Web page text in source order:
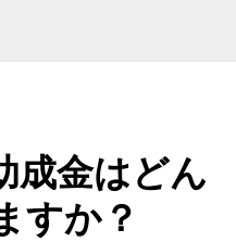
成金はどん
すか？